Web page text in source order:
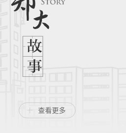
郑大故事：从助教到特等奖得主——
王俊和她的课堂“变形记”
查看更多